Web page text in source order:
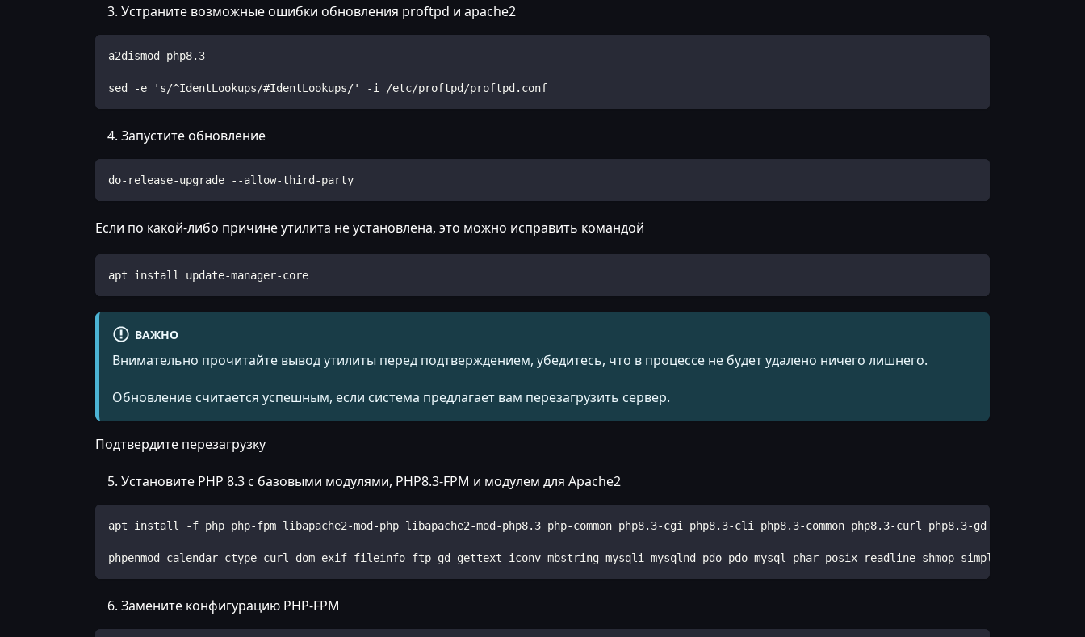
Устраните возможные ошибки обновления proftpd и apache2
a2dismod php8.3
sed -e 's/^IdentLookups/#IdentLookups/' -i /etc/proftpd/proftpd.conf
Запустите обновление
do-release-upgrade --allow-third-party
Если по какой-либо причине утилита не установлена, это можно исправить командой
apt install update-manager-core
ВАЖНО
Внимательно прочитайте вывод утилиты перед подтверждением, убедитесь, что в процессе не будет удалено ничего лишнего.
Обновление считается успешным, если система предлагает вам перезагрузить сервер.
Подтвердите перезагрузку
Установите PHP 8.3 с базовыми модулями, PHP8.3-FPM и модулем для Apache2
apt install -f php php-fpm libapache2-mod-php libapache2-mod-php8.3 php-common php8.3-cgi php8.3-cli php8.3-common php8.3-curl php8.3-gd php8.3-
phpenmod calendar ctype curl dom exif fileinfo ftp gd gettext iconv mbstring mysqli mysqlnd pdo pdo_mysql phar posix readline shmop simplexml sockets
Замените конфигурацию PHP-FPM